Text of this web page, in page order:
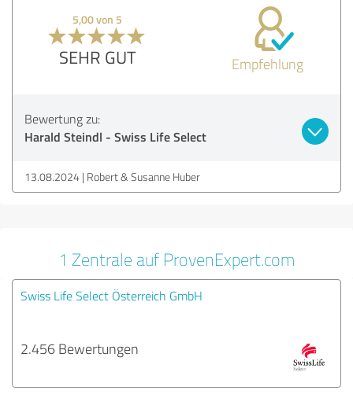
5,00 von 5
SEHR GUT Empfehlung
Bewertung zu:
Harald Steindl - Swiss Life Select
13.08.2024 Robert & Susanne Huber
1 Zentrale auf ProvenExpert.com
Swiss Life Select Österreich GmbH
2.456 Bewertungen